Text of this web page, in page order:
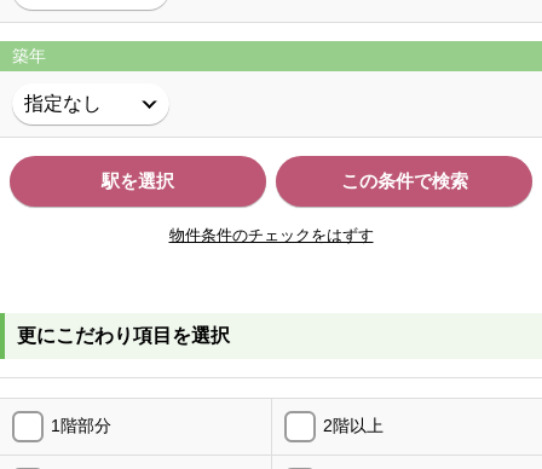
築年
駅を選択 この条件で検索
物件条件のチェックをはずす
更にこだわり項目を選択
1階部分 2階以上